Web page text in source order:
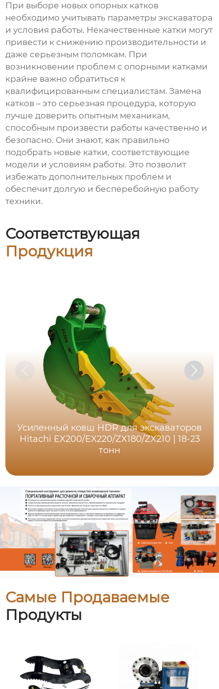
При выборе новых опорных катков
необходимо учитывать параметры экскаватора
и условия работы. Некачественные катки могут
привести к снижению производительности и
даже серьезным поломкам. При
возникновении проблем с опорными катками
крайне важно обратиться к
квалифицированным специалистам. Замена
катков – это серьезная процедура, которую
лучше доверить опытным механикам,
способным произвести работы качественно и
безопасно. Они знают, как правильно
подобрать новые катки, соответствующие
модели и условиям работы. Это позволит
избежать дополнительных проблем и
обеспечит долгую и бесперебойную работу
техники.
Соответствующая
Продукция
Усиленный ковш HDR для экскаваторов
Hitachi EX200/EX220/ZX180/ZX210 | 18-23
тонн
Самые Продаваемые
Продукты